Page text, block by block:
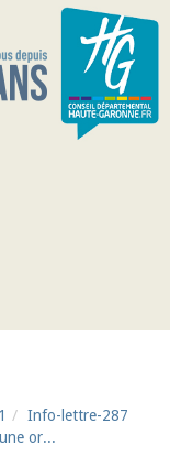
Info-lettre-287
or...